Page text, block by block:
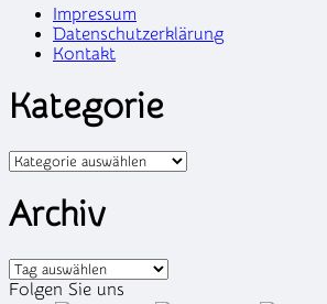
Impressum
Datenschutzerklärung
Kontakt
Kategorie
Kategorien
Archiv
Archiv
Folgen Sie uns